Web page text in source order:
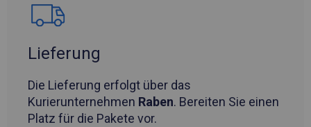
Lieferung
Die Lieferung erfolgt über das
Kurierunternehmen Raben. Bereiten Sie einen
Platz für die Pakete vor.